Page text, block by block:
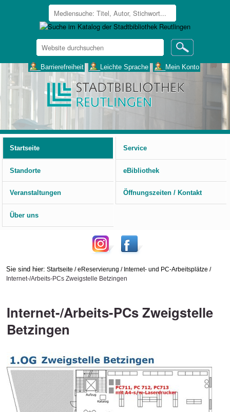
Website
durchsuchen
___Barrierefreiheit ___Leichte Sprache ___Mein Konto
Startseite
Service
Standorte eBibliothek
Veranstaltungen Öffnungszeiten / Kontakt
Über uns
Sie sind hier: Startseite /eReservierung / Internet- und PC-Arbeitsplätze /
Internet-/Arbeits-PCs Zweigstelle Betzingen
Internet-/Arbeits-PCs Zweigstelle
Betzingen